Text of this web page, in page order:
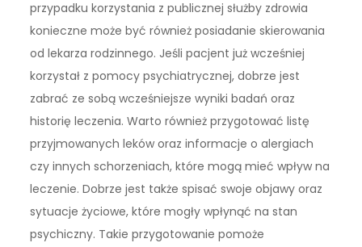
przypadku korzystania z publicznej służby zdrowia
konieczne może być również posiadanie skierowania
od lekarza rodzinnego. Jeśli pacjent już wcześniej
korzystał z pomocy psychiatrycznej, dobrze jest
zabrać ze sobą wcześniejsze wyniki badań oraz
historię leczenia. Warto również przygotować listę
przyjmowanych leków oraz informacje o alergiach
czy innych schorzeniach, które mogą mieć wpływ na
leczenie. Dobrze jest także spisać swoje objawy oraz
sytuacje życiowe, które mogły wpłynąć na stan
psychiczny. Takie przygotowanie pomoże